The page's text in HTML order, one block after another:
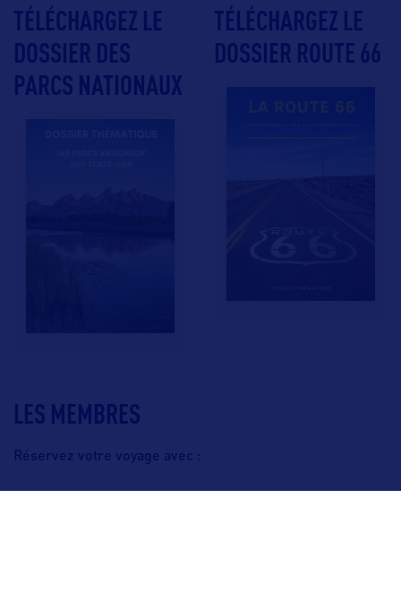
LES MEMBRES
Réservez votre voyage avec :
TÉLÉCHARGEZ LE
DOSSIER DES
PARCS NATIONAUX
TÉLÉCHARGEZ LE
DOSSIER ROUTE 66